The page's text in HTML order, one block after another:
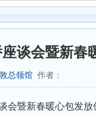
谈会暨新春
总领馆作者：
会暨新春暖心包发